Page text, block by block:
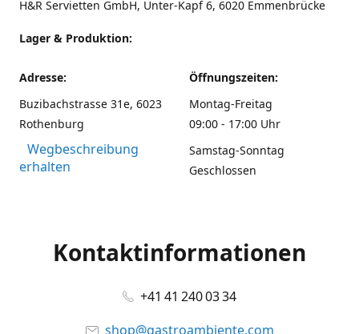
H&R Servietten GmbH, Unter-Kapf 6, 6020 Emmenbrücke
Lager & Produktion:
Adresse:
Buzibachstrasse 31e, 6023
Rothenburg
Wegbeschreibung
erhalten
Öffnungszeiten:
Montag-Freitag
09:00 - 17:00 Uhr
Samstag-Sonntag
Geschlossen
Kontaktinformationen
+41 41 240 03 34
shop@gastroambiente.com